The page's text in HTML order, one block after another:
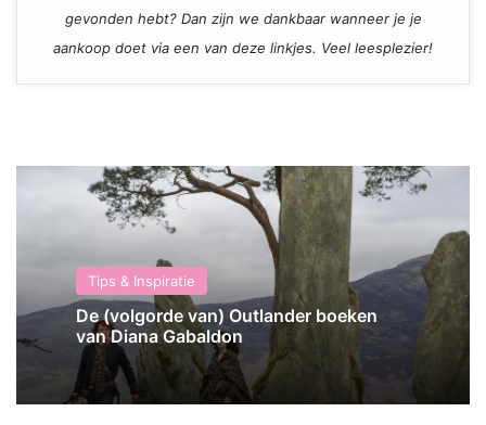
gevonden hebt? Dan zijn we dankbaar wanneer je je
aankoop doet via een van deze linkjes. Veel leesplezier!
Tips & Inspiratie
De (volgorde van) Outlander boeken
van Diana Gabaldon